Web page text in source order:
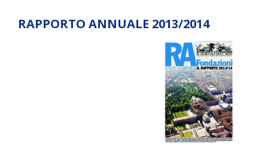
RAPPORTO ANNUALE 2013/2014